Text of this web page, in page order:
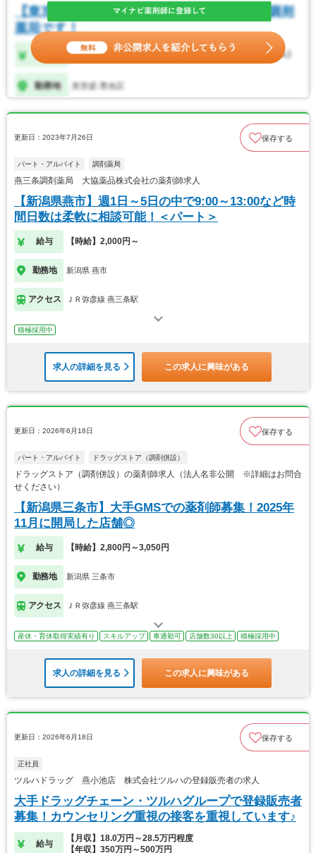
更新日：2023年7月26日 保存する
パート・アルバイト 調剤薬局
燕三条調剤薬局 大協薬品株式会社の薬剤師求人
【新潟県燕市】週1日～5日の中で9:00～13:00など時
間日数は柔軟に相談可能！＜パート＞
給与 【時給】2,000円～
勤務地 新潟県 燕市
アクセス ＪＲ弥彦線 燕三条駅
積極採用中
求人の詳細を見る この求人に興味がある
更新日：2026年6月18日 保存する
パート・アルバイト ドラッグストア（調剤併設）
ドラッグストア（調剤併設）の薬剤師求人（法人名非公開 ※詳細はお問合
せください）
【新潟県三条市】大手GMSでの薬剤師募集！2025年
11月に開局した店舗◎
給与 【時給】2,800円～3,050円
勤務地 新潟県 三条市
アクセス ＪＲ弥彦線 燕三条駅
産休・育休取得実績有り スキルアップ 車通勤可 店舗数30以上 積極採用中
求人の詳細を見る この求人に興味がある
更新日：2026年6月18日 保存する
正社員
ツルハドラッグ 燕小池店 株式会社ツルハの登録販売者の求人
大手ドラッグチェーン・ツルハグループで登録販売者
募集！カウンセリング重視の接客を重視しています♪
給与
【月収】18.0万円～28.5万円程度
【年収】350万円～500万円